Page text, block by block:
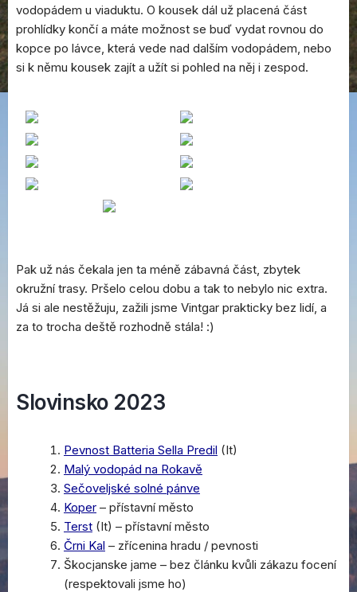
vodopádem u viaduktu. O kousek dál už placená část
prohlídky končí a máte možnost se buď vydat rovnou do
kopce po lávce, která vede nad dalším vodopádem, nebo
si k němu kousek zajít a užít si pohled na něj i zespod.
Pak už nás čekala jen ta méně zábavná část, zbytek
okružní trasy. Pršelo celou dobu a tak to nebylo nic extra.
Já si ale nestěžuju, zažili jsme Vintgar prakticky bez lidí, a
za to trocha deště rozhodně stála! :)
Slovinsko 2023
Pevnost Batteria Sella Predil (It)
Malý vodopád na Rokavě
Sečoveljské solné pánve
Koper – přístavní město
Terst (It) – přístavní město
Črni Kal – zřícenina hradu / pevnosti
Škocjanske jame – bez článku kvůli zákazu focení
(respektovali jsme ho)